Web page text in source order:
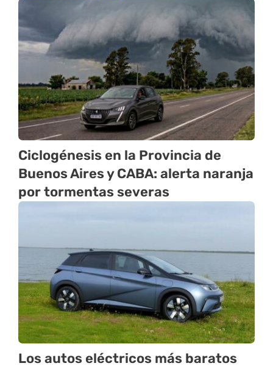
Ciclogénesis en la Provincia de
Buenos Aires y CABA: alerta naranja
por tormentas severas
Los autos eléctricos más baratos